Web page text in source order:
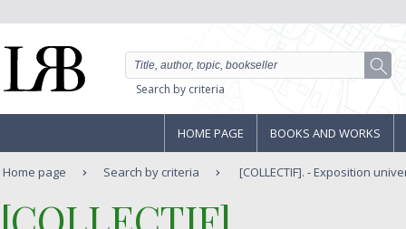
Search by criteria
HOME PAGE BOOKS AND WORKS
Home page Search by criteria [COLLECTIF]. - Exposition